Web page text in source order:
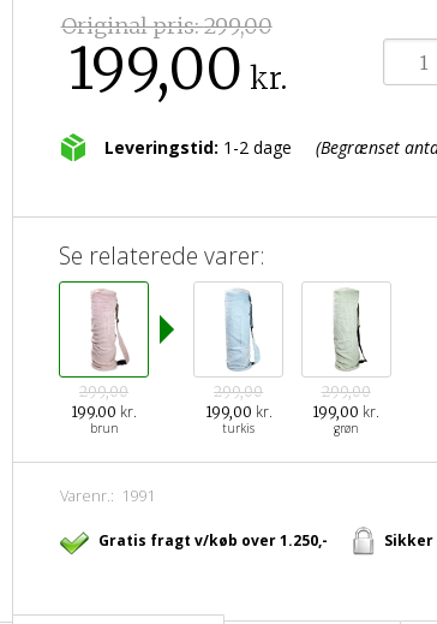
Original pris:299,00
199,00 kr.
Leveringstid: 1-2 dage (Begrænset
Se relaterede varer:
299,00
199.00 kr.
brun
299,00
199,00 kr.
turkis
299,00
199,00 kr.
grøn
Varenr.: 1991
Gratis fragt v/køb over 1.250,-